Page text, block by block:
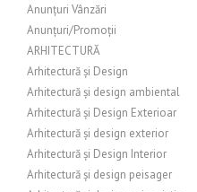
Anunțuri Vânzări
Anunțuri/Promoții
ARHITECTURĂ
Arhitectură și Design
Arhitectură și design ambiental
Arhitectură și Design Exterioar
Arhitectură și design exterior
Arhitectură și Design Interior
Arhitectură și design peisager